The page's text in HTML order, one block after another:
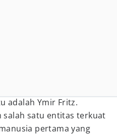
adalah Ymir Fritz.
salah satu entitas terkuat
pertama yang